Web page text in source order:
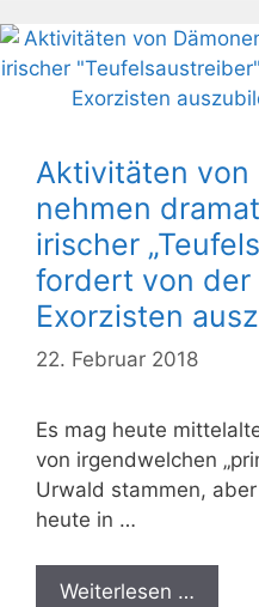
Aktivitäten von
nehmen
irischer
fordert von der
Exorzisten
22. Februar 2018
Es mag heute
von irgendwelchen
Urwald stammen,
heute in …
Weiterlesen …